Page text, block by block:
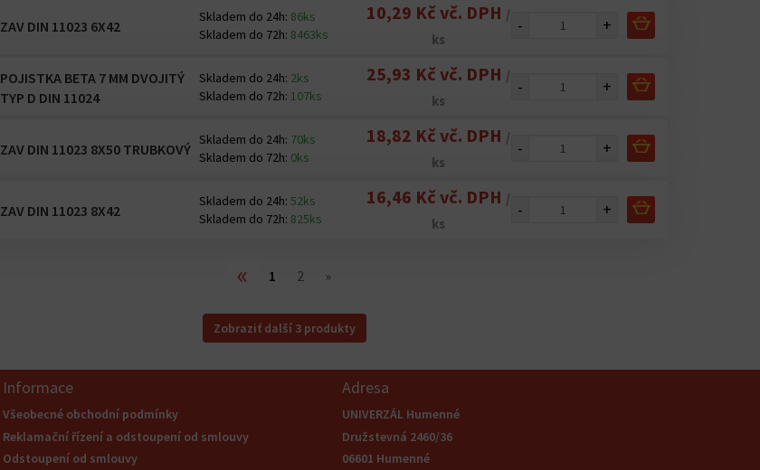
ZAV DIN 11023 6X42
Skladem do 24h: 86ks
Skladem do 72h: 8463ks
10,29 Kč vč. DPH /
ks
- +
POJISTKA BETA 7 MM DVOJITÝ
TYP D DIN 11024
Skladem do 24h: 2ks
Skladem do 72h: 107ks
25,93 Kč vč. DPH /
ks
- +
ZAV DIN 11023 8X50 TRUBKOVÝ
Skladem do 24h: 70ks
Skladem do 72h: 0ks
18,82 Kč vč. DPH /
ks
- +
ZAV DIN 11023 8X42
Skladem do 24h: 52ks
Skladem do 72h: 825ks
16,46 Kč vč. DPH /
ks
- +
« 1 2 »
Zobraziť další 3 produkty
Informace
Všeobecné obchodní podmínky
Reklamační řízení a odstoupení od smlouvy
Odstoupení od smlouvy
Adresa
UNIVERZÁL Humenné
Družstevná 2460/36
06601 Humenné